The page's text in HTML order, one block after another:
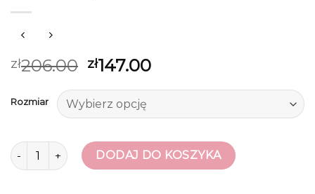
zł206.00 zł147.00
Rozmiar
ilość bezowe szpilkiDODAJ DO KOSZYKA